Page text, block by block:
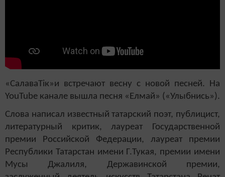
«СалаваТік»и встречают весну с новой песней. На
YouTube канале вышла песня «Елмай» («Улыбнись»).
Слова написал известный татарский поэт, публицист,
литературный критик, лауреат Государственной
премии Российской Федерации, лауреат премии
Республики Татарстан имени Г.Тукая, премии имени
Мусы Джалиля, Державинской премии,